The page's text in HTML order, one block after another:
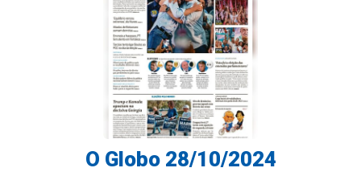
O Globo 28/10/2024